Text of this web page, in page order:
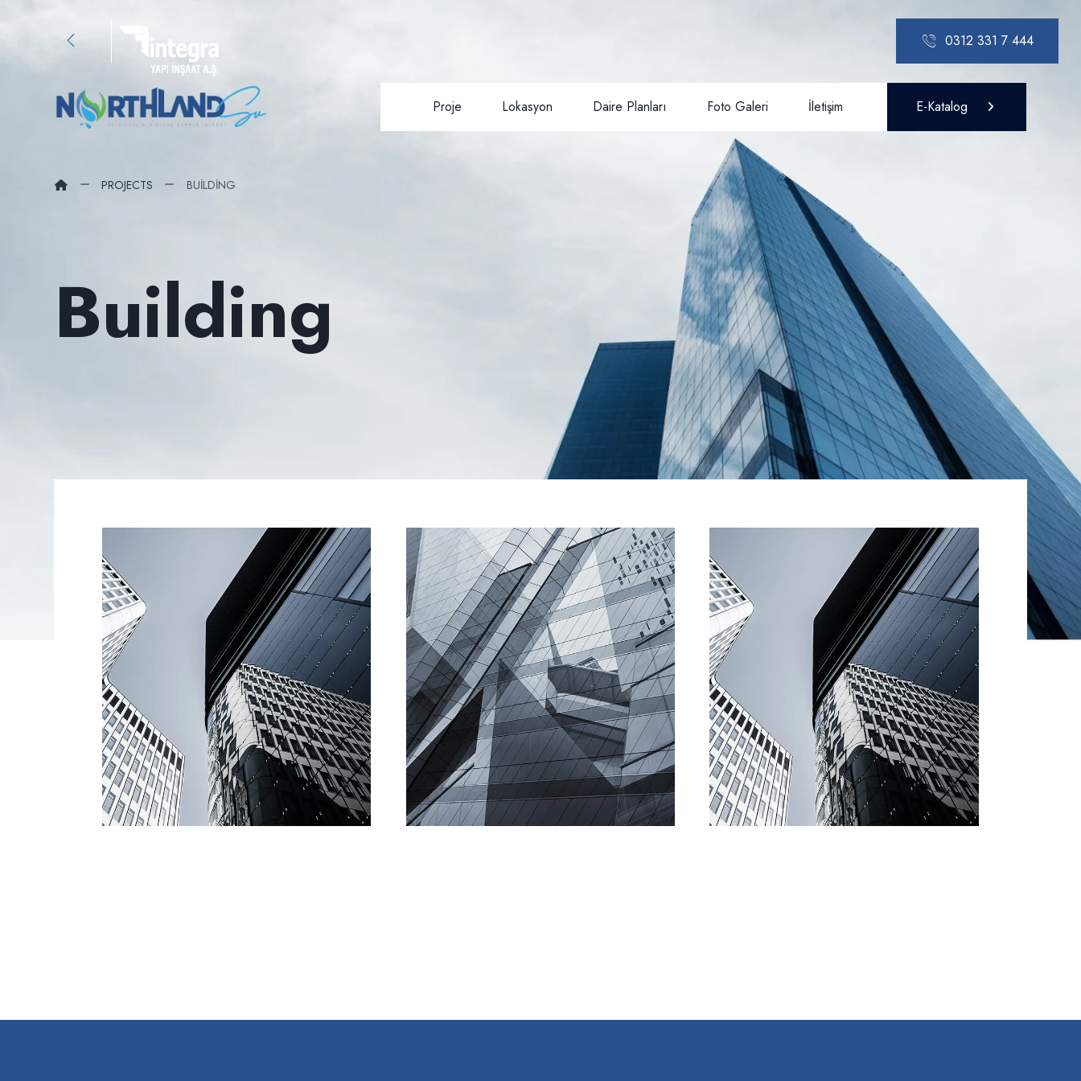
0312 331 7 444
E-Katalog
Proje Lokasyon Daire Planları Foto Galeri İletişim
PROJECTS BUILDING
Building